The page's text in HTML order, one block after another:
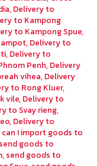
, Delivery to
to Kampong
to Kampong Spue,
, Delivery to
, Delivery to
Penh, Delivery
vihea, Delivery
to Rong Kluer,
vile, Delivery to
to Svay rieng,
, Delivery to
can I import goods to
send goods to
, send goods to